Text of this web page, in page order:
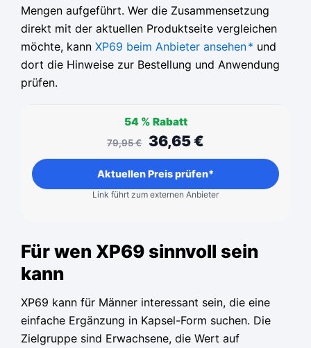
Mengen aufgeführt. Wer die Zusammensetzung
direkt mit der aktuellen Produktseite vergleichen
möchte, kann XP69 beim Anbieter ansehen* und
dort die Hinweise zur Bestellung und Anwendung
prüfen.
54 % Rabatt
79,95€ 36,65€
Aktuellen Preis prüfen*
Link führt zum externen Anbieter
Für wen XP69 sinnvoll sein
kann
XP69 kann für Männer interessant sein, die eine
einfache Ergänzung in Kapsel-Form suchen. Die
Zielgruppe sind Erwachsene, die Wert auf